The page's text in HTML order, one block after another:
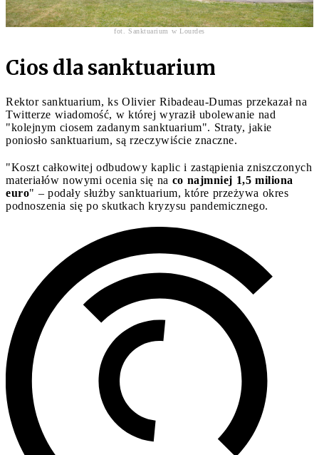
fot. Sanktuarium w Lourdes
Cios dla sanktuarium
Rektor sanktuarium, ks Olivier Ribadeau-Dumas przekazał na
Twitterze wiadomość, w której wyraził ubolewanie nad
"kolejnym ciosem zadanym sanktuarium". Straty, jakie
poniosło sanktuarium, są rzeczywiście znaczne.
"Koszt całkowitej odbudowy kaplic i zastąpienia zniszczonych
materiałów nowymi ocenia się na co najmniej 1,5 miliona
euro" – podały służby sanktuarium, które przeżywa okres
podnoszenia się po skutkach kryzysu pandemicznego.